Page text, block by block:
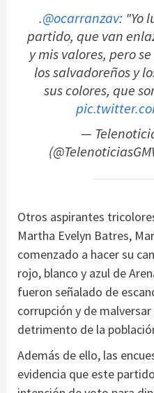
.@ocarranzav: "Yo
partido, que van
y mis valores, pero
los salvadoreños y
sus colores, que
—
Otros aspirantes
Martha Evelyn Batres,
comenzado a hacer su
rojo, blanco y azul de
fueron señalado de
corrupción y de
detrimento de la
Además de ello, las
evidencia que este